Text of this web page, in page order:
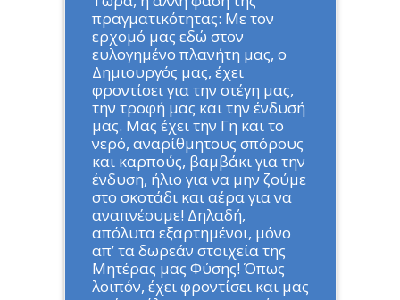
πραγματικότητας: Με τον
ερχομό μας εδώ στον
ευλογημένο πλανήτη μας, ο
Δημιουργός μας, έχει
φροντίσει για την στέγη μας,
την τροφή μας και την ένδυσή
μας. Μας έχει την Γη και το
νερό, αναρίθμητους σπόρους
και καρπούς, βαμβάκι για την
ένδυση, ήλιο για να μην ζούμε
στο σκοτάδι και αέρα για να
αναπνέουμε! Δηλαδή,
απόλυτα εξαρτημένοι, μόνο
απ’ τα δωρεάν στοιχεία της
Μητέρας μας Φύσης! Όπως
λοιπόν, έχει φροντίσει και μας